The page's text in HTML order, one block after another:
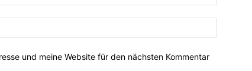
und meine Website für den nächsten Kommentar